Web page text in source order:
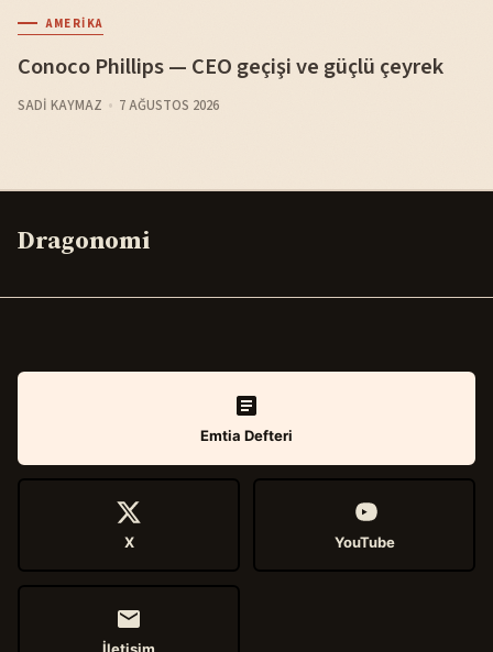
AMERIKA
Conoco Phillips — CEO geçişi ve güçlü çeyrek
SADI KAYMAZ 7 AĞUSTOS 2026
Dragonomi
Emtia Defteri
X YouTube